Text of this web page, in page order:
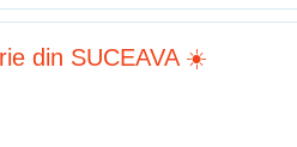
din SUCEAVA ☀️